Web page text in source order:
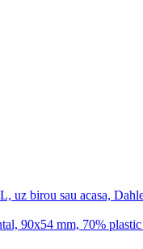
uz birou sau acasa,
90x54 mm, 70%